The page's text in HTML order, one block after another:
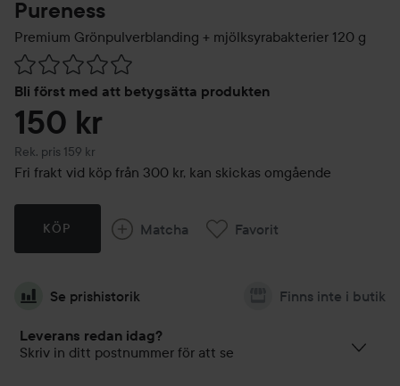
Pureness
Premium Grönpulverblanding + mjölksyrabakterier 120 g
Bli först med att betygsätta produkten
Hoppa till Betyg & kommentarer
150 kr
Rek. pris 159 kr
Rekommenderat pris 159 kr
Fri frakt vid köp från 300 kr, kan skickas omgående
KÖP Matcha Favorit
Se prishistorik Finns inte i butik
Leverans redan idag?
Skriv in ditt postnummer för att se